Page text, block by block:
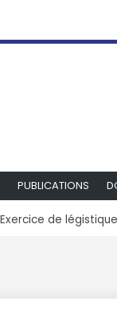
PUBLICATIONS
de